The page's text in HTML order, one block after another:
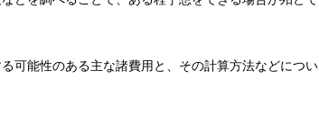
可能性のある主な諸費用と、その計算方法などについ